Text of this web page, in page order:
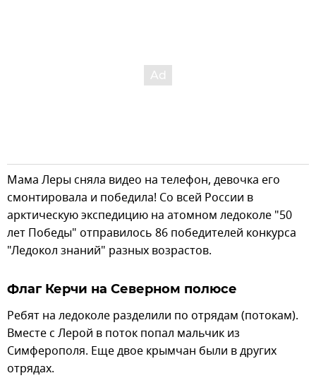
Мама Леры сняла видео на телефон, девочка его
смонтировала и победила! Со всей России в
арктическую экспедицию на атомном ледоколе "50
лет Победы" отправилось 86 победителей конкурса
"Ледокол знаний" разных возрастов.
Флаг Керчи на Северном полюсе
Ребят на ледоколе разделили по отрядам (потокам).
Вместе с Лерой в поток попал мальчик из
Симферополя. Еще двое крымчан были в других
отрядах.